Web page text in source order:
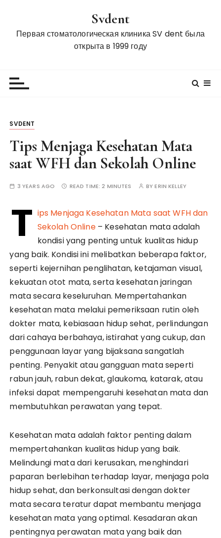
Svdent
Первая стоматологическая клиника SV dent была
открыта в 1999 году
SVDENT
Tips Menjaga Kesehatan Mata
saat WFH dan Sekolah Online
3 YEARS AGO READ TIME:2 MINUTES BYERIN KELLEY
T ips Menjaga Kesehatan Mata saat WFH dan
Sekolah Online – Kesehatan mata adalah
kondisi yang penting untuk kualitas hidup
yang baik. Kondisi ini melibatkan beberapa faktor,
seperti kejernihan penglihatan, ketajaman visual,
kekuatan otot mata, serta kesehatan jaringan
mata secara keseluruhan. Mempertahankan
kesehatan mata melalui pemeriksaan rutin oleh
dokter mata, kebiasaan hidup sehat, perlindungan
dari cahaya berbahaya, istirahat yang cukup, dan
penggunaan layar yang bijaksana sangatlah
penting. Penyakit atau gangguan mata seperti
rabun jauh, rabun dekat, glaukoma, katarak, atau
infeksi dapat mempengaruhi kesehatan mata dan
membutuhkan perawatan yang tepat.
Kesehatan mata adalah faktor penting dalam
mempertahankan kualitas hidup yang baik.
Melindungi mata dari kerusakan, menghindari
paparan berlebihan terhadap layar, menjaga pola
hidup sehat, dan berkonsultasi dengan dokter
mata secara teratur dapat membantu menjaga
kesehatan mata yang optimal. Kesadaran akan
pentingnya perawatan mata yang baik dan